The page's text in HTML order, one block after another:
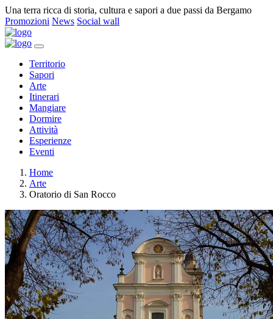
Una terra ricca di storia, cultura e sapori a due passi da Bergamo
Promozioni News Social wall
Territorio
Sapori
Arte
Itinerari
Mangiare
Dormire
Attività
Esperienze
Eventi
Home
Arte
Oratorio di San Rocco